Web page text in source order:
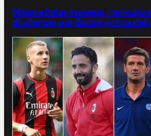
Milan e Inter insieme,
di silenzio per Baresi prima del